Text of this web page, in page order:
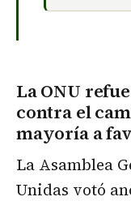
LaONU
contra el
mayoría a
La Asamblea
Unidas votó